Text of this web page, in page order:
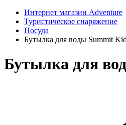
Интернет магазин Adventure
Туристическое снаряжение
Посуда
Бутылка для воды Summit
Бутылка для